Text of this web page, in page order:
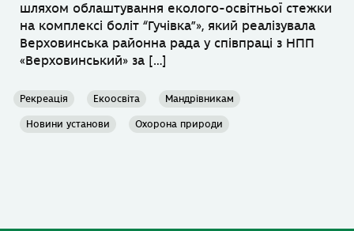
шляхом облаштування еколого-освітньої стежки
на комплексі боліт “Гучівка”», який реалізувала
Верховинська районна рада у співпраці з НПП
«Верховинський» за […]
Рекреація Екоосвіта Мандрівникам
Новини установи Охорона природи